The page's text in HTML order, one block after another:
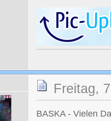
Freitag,
BASKA - Vielen